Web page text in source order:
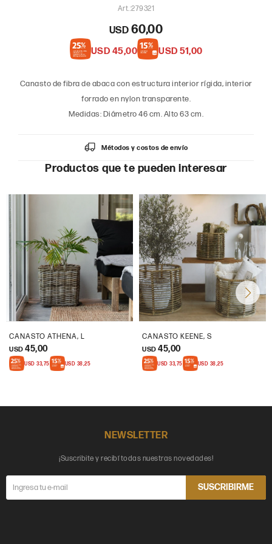
279321
USD 60,00
USD 45,00 USD 51,00
Canasto de fibra de abaca con estructura interior rígida, interior
forrado en nylon transparente.
Medidas: Diámetro 46 cm. Alto 63 cm.
Métodos y costos de envío
Productos que te pueden interesar
CANASTO ATHENA, L
USD 45,00
USD 33,75 USD 38,25
CANASTO KEENE, S
USD 45,00
USD 33,75 USD 38,25
NEWSLETTER
¡Suscribite y recibí todas nuestras novedades!
SUSCRIBIRME